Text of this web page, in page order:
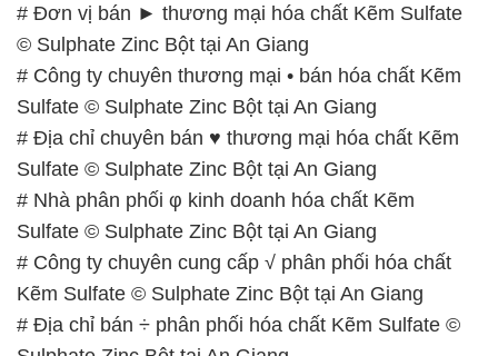
# Đơn vị bán ► thương mại hóa chất Kẽm Sulfate
© Sulphate Zinc Bột tại An Giang
# Công ty chuyên thương mại • bán hóa chất Kẽm
Sulfate © Sulphate Zinc Bột tại An Giang
# Địa chỉ chuyên bán ♥ thương mại hóa chất Kẽm
Sulfate © Sulphate Zinc Bột tại An Giang
# Nhà phân phối φ kinh doanh hóa chất Kẽm
Sulfate © Sulphate Zinc Bột tại An Giang
# Công ty chuyên cung cấp √ phân phối hóa chất
Kẽm Sulfate © Sulphate Zinc Bột tại An Giang
# Địa chỉ bán ÷ phân phối hóa chất Kẽm Sulfate ©